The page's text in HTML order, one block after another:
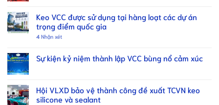
Keo VCC được sử dụng tại hàng loạt các dự án
trọng điểm quốc gia
4 Nhận xét
Sự kiện kỷ niệm thành lập VCC bùng nổ cảm xúc
Hội VLXD bảo vệ thành công đề xuất TCVN keo
silicone và sealant